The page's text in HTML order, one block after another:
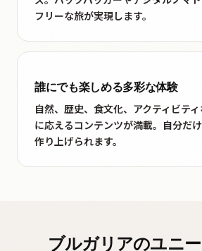
フリーな旅が実現します。
誰にでも楽しめる多彩な体験
自然、歴史、食文化、アクティビテ
に応えるコンテンツが満載。自分だ
作り上げられます。
ブルガリアのユニ